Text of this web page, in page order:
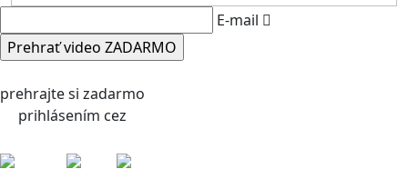
E-mail
prehrajte si zadarmo
prihlásením cez